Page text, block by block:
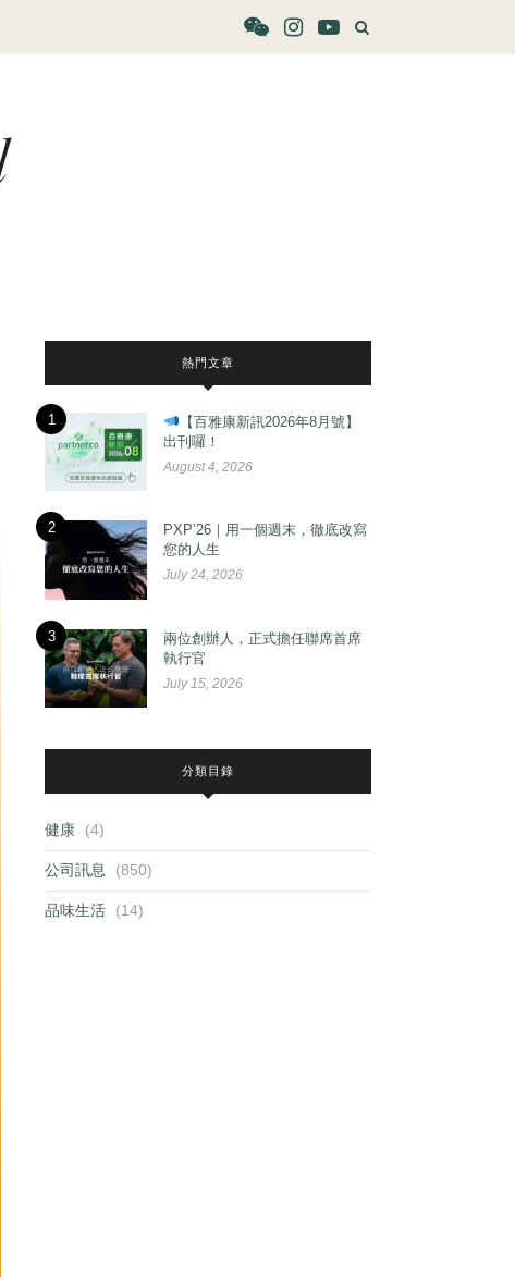
熱門文章
1
【百雅康新訊2026年8月號】
出刊囉！
August 4, 2026
2
PXP’26｜用一個週末，徹底改寫
您的人生
July 24, 2026
3
兩位創辦人，正式擔任聯席首席
執行官
July 15, 2026
分類目錄
健康 (4)
公司訊息 (850)
品味生活 (14)